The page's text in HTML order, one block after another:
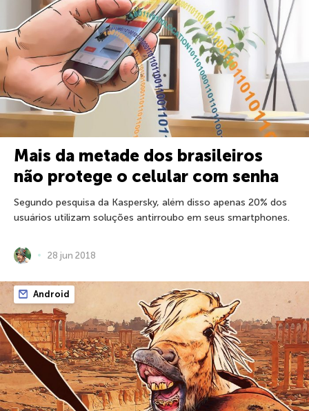
Mais da metade dos brasileiros
não protege o celular com senha
Segundo pesquisa da Kaspersky, além disso apenas 20% dos
usuários utilizam soluções antirroubo em seus smartphones.
28 jun 2018
Android